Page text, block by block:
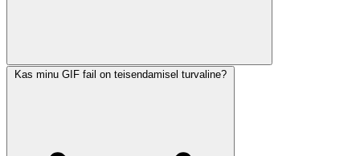
Kas minu GIF fail on teisendamisel turvaline?